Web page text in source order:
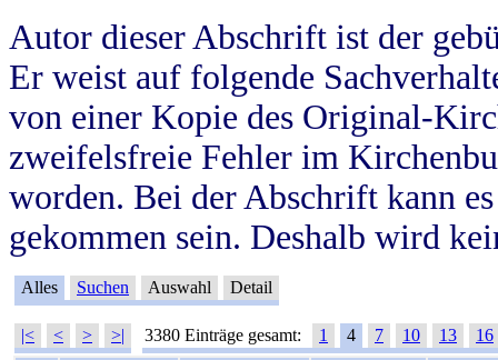
Autor dieser Abschrift ist der
Er weist auf folgende
von einer Kopie des Original-
zweifelsfreie Fehler im
worden. Bei der Abschrift kann
gekommen sein. Deshalb wird
Alles Suchen Auswahl Detail
|< < > >| 3380 Einträge gesamt: 1 4 7 10 13
16